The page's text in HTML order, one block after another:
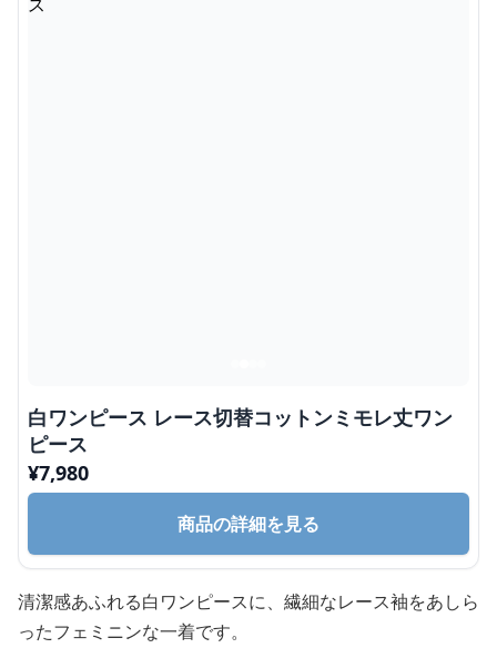
白ワンピース レース切替コットンミモレ丈ワン
ピース
¥7,980
商品の詳細を見る
清潔感あふれる白ワンピースに、繊細なレース袖をあしら
ったフェミニンな一着です。